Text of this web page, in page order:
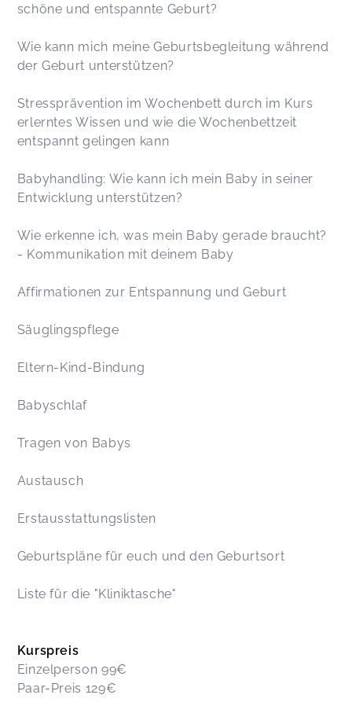
schöne und entspannte Geburt?
Wie kann mich meine Geburtsbegleitung während
der Geburt unterstützen?
Stressprävention im Wochenbett durch im Kurs
erlerntes Wissen und wie die Wochenbettzeit
entspannt gelingen kann
Babyhandling: Wie kann ich mein Baby in seiner
Entwicklung unterstützen?
Wie erkenne ich, was mein Baby gerade braucht?
- Kommunikation mit deinem Baby
Affirmationen zur Entspannung und Geburt
Säuglingspflege
Eltern-Kind-Bindung
Babyschlaf
Tragen von Babys
Austausch
Erstausstattungslisten
Geburtspläne für euch und den Geburtsort
Liste für die "Kliniktasche"
Kurspreis
Einzelperson 99€
Paar-Preis 129€